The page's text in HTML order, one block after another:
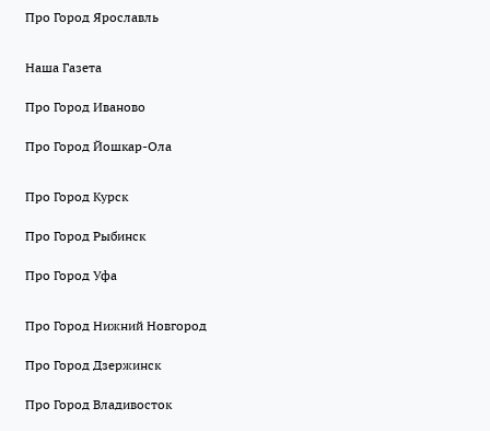
Про Город Ярославль
Наша Газета
Про Город Иваново
Про Город Йошкар-Ола
Про Город Курск
Про Город Рыбинск
Про Город Уфа
Про Город Нижний Новгород
Про Город Дзержинск
Про Город Владивосток